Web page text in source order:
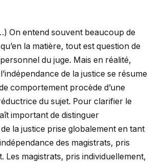
On entend souvent beaucoup de
la matière, tout est question de
du juge. Mais en réalité,
de la justice se résume
comportement procède d’une
du sujet. Pour clarifier le
important de distinguer
la justice prise globalement en tant
des magistrats, pris
Les magistrats, pris individuellement,